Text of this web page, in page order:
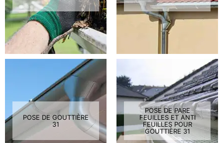
POSE DE GOUTTIÈRE
31
POSE DE PARE
FEUILLES ET ANTI
FEUILLES POUR
GOUTTIÈRE 31